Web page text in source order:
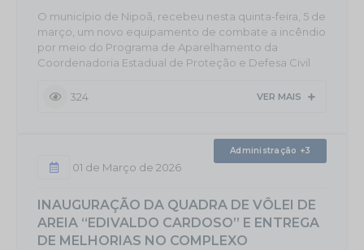
400 LITROS DE ÁGUA, QUE VEIO PARA
REFORÇAR A ESTRUTURA MUNICIPAL NA
ATUAÇÃO DA OPERAÇÃO ESTIAGE
324
O município de Nipoã, recebeu nesta quinta-feira, 5 de
março, um novo equipamento de combate a incêndio
por meio do Programa de Aparelhamento da
Coordenadoria Estadual de Proteção e Defesa Civil
400 litros de água e passa a integrar a estrutura de
pela Defesa Civil do Município, em apoio às operações
VER MAIS
INAUGURAÇÃO DA QUADRA DE VÔLEI DE
AREIA “EDIVALDO CARDOSO” E ENTREGA
DE MELHORIAS NO COMPLEXO
01 de Março de 2026
Administração +3